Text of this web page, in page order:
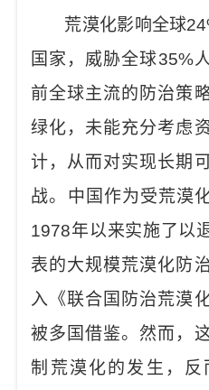
荒漠化影响全球
国家，威胁全球35%
前全球主流的防治策
绿化，未能充分考虑
计，从而对实现长期
战。 中国作为受荒漠
1978年以来实施了以
表的大规模荒漠化防
入《联合国防治荒漠
被多国借鉴。然而，
制荒漠化的发生，